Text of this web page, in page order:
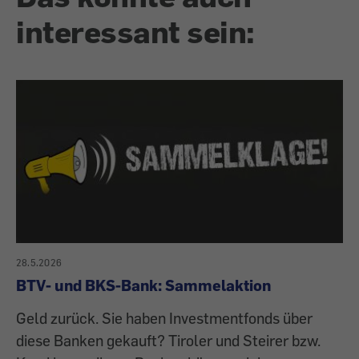
interessant sein:
28.5.2026
BTV- und BKS-Bank: Sammelaktion
Geld zurück. Sie haben Investmentfonds über
diese Banken gekauft? Tiroler und Steirer bzw.